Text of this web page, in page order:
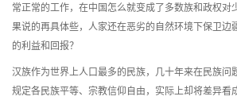
常正常的工作，在中国怎么就变成了多数族和政权对
果说的再具体些，人家还在恶劣的自然环境下保卫边
的利益和回报？
汉族作为世界上人口最多的民族，几十年来在民族问
规定各民族平等、宗教信仰自由，实际上却将差异看